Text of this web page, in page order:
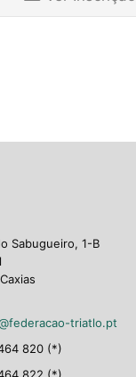
Sabugueiro, 1-B
triatlo.pt
820 (*)